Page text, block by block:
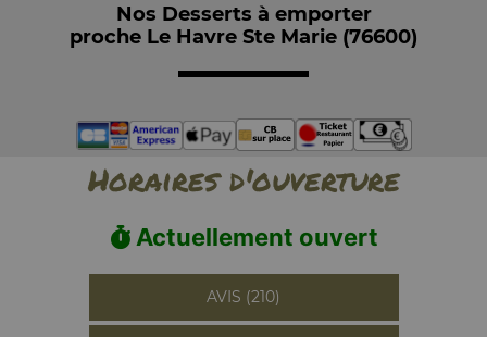
Nos Desserts à emporter
proche Le Havre Ste Marie (76600)
Horaires d'ouverture
Actuellement ouvert
AVIS (210)